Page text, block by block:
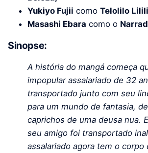
Yukiyo Fujii como Telolilo
Masashi Ebara como o
Sinopse:
A história do mangá começa
impopular assalariado de 32
transportado junto com seu
para um mundo de fantasia,
caprichos de uma deusa nua.
seu amigo foi transportado
assalariado agora tem o corpo